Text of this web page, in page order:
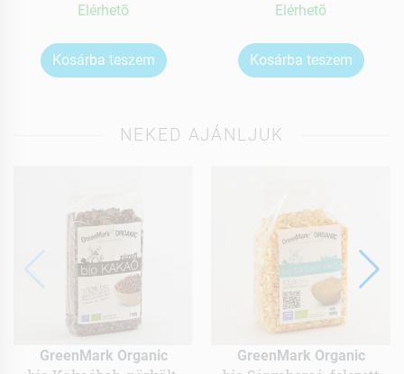
Elérhetõ
Kosárba teszem
Elérhetõ
Kosárba teszem
NEKED AJÁNLJUK
GreenMark Organic GreenMark Organic